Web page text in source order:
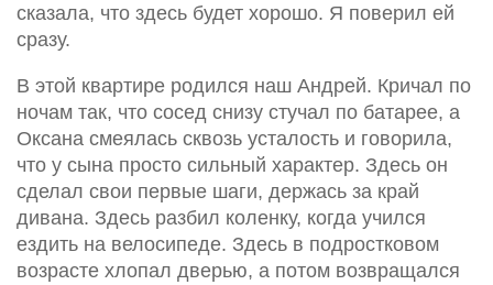
сказала, что здесь будет хорошо. Я поверил ей
сразу.
В этой квартире родился наш Андрей. Кричал по
ночам так, что сосед снизу стучал по батарее, а
Оксана смеялась сквозь усталость и говорила,
что у сына просто сильный характер. Здесь он
сделал свои первые шаги, держась за край
дивана. Здесь разбил коленку, когда учился
ездить на велосипеде. Здесь в подростковом
возрасте хлопал дверью, а потом возвращался